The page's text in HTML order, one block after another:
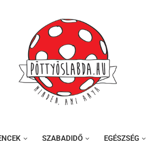
SZABADIDŐ EGÉSZSÉG